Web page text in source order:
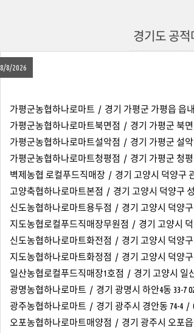
경기도 공
8/8/2026
가평군농협하나로마트 / 경기 가평군 가평읍 읍내
가평군농협하나로마트북면점 / 경기 가평군 북면
가평군농협하나로마트설악점 / 경기 가평군 설악
가평군농협하나로마트청평점 / 경기 가평군 청평
벽제농협 로컬푸드직매장 / 경기 고양시 덕양구 관
고양축협하나로마트본점 / 경기 고양시 덕양구 성
신도농협하나로마트용두점 / 경기 고양시 덕양구
지도농협로컬푸드직매장무원점 / 경기 고양시 덕
신도농협하나로마트화전점 / 경기 고양시 덕양구
지도농협하나로마트화정점 / 경기 고양시 덕양구
일산농협로컬푸드직매장1호점 / 경기 고양시 일산
광명농협하나로마트 / 경기 광명시 하안4동 33-7
광주농협하나로마트 / 경기 광주시 경안동 74-4 /
오포농협하나로마트매양점 / 경기 광주시 오포읍